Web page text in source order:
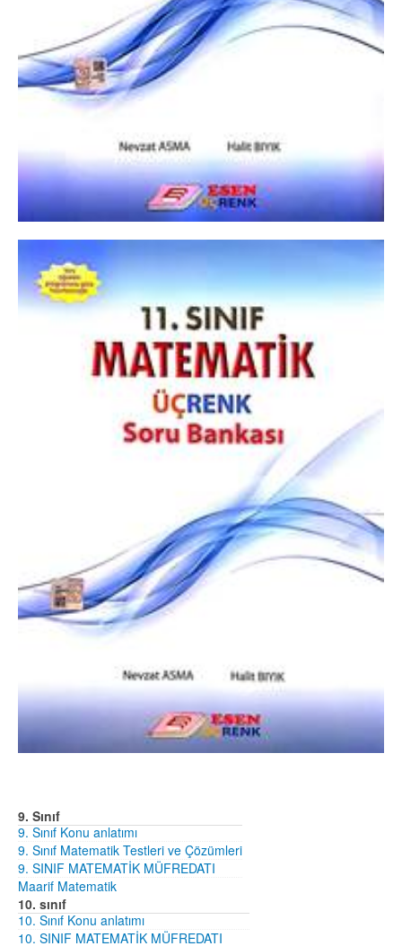
9. Sınıf
9. Sınıf Konu anlatımı
9. Sınıf Matematik Testleri ve Çözümleri
9. SINIF MATEMATİK MÜFREDATI
Maarif Matematik
10. sınıf
10. Sınıf Konu anlatımı
10. SINIF MATEMATİK MÜFREDATI